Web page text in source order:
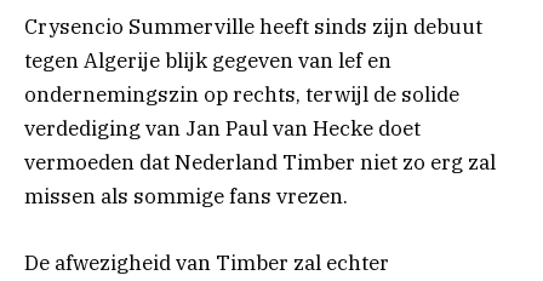
Crysencio Summerville heeft sinds zijn debuut
tegen Algerije blijk gegeven van lef en
ondernemingszin op rechts, terwijl de solide
verdediging van Jan Paul van Hecke doet
vermoeden dat Nederland Timber niet zo erg zal
missen als sommige fans vrezen.
De afwezigheid van Timber zal echter